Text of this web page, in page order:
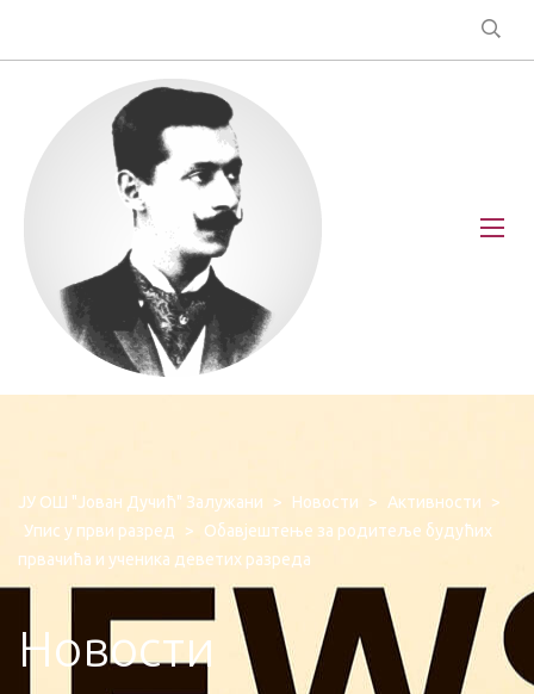
ЈУ ОШ "Јован Дучић" Залужани > Новости > Активности
>
Упис у први разред
>
Обавјештење за родитеље будућих
првачића и ученика деветих разреда
Новости